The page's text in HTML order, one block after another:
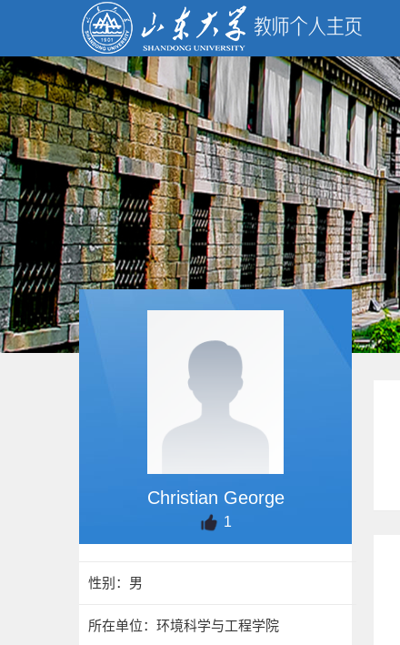
Christian George
1
性别：男
所在单位：环境科学与工程学院